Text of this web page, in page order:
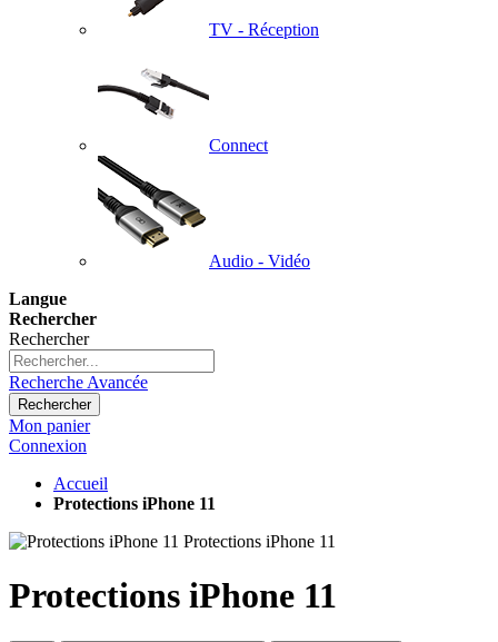
TV - Réception
Connect
Audio - Vidéo
Langue
Rechercher
Rechercher
Recherche Avancée
Rechercher
Mon panier
Connexion
Accueil
Protections iPhone 11
Protections iPhone 11